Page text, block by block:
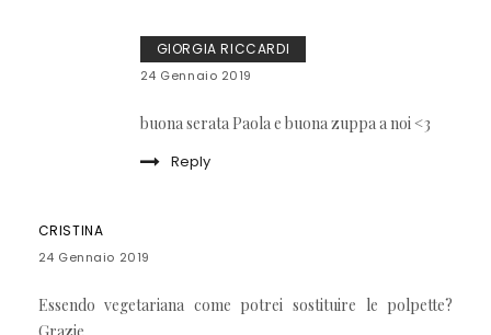
GIORGIA RICCARDI
24 Gennaio 2019
buona serata Paola e buona zuppa a noi <3
Reply
CRISTINA
24 Gennaio 2019
Essendo vegetariana come potrei sostituire le polpette?